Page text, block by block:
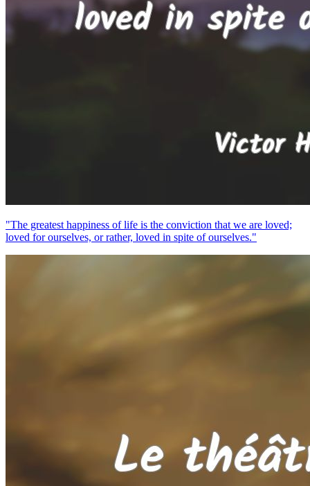
"The greatest happiness of life is the conviction that we are loved;
loved for ourselves, or rather, loved in spite of ourselves."